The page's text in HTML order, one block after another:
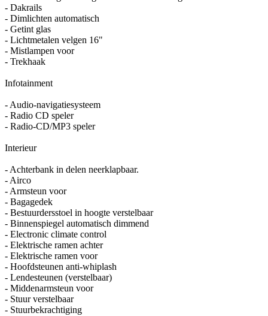
- Dakrails
- Dimlichten automatisch
- Getint glas
- Lichtmetalen velgen 16"
- Mistlampen voor
- Trekhaak
Infotainment
- Audio-navigatiesysteem
- Radio CD speler
- Radio-CD/MP3 speler
Interieur
- Achterbank in delen neerklapbaar.
- Airco
- Armsteun voor
- Bagagedek
- Bestuurdersstoel in hoogte verstelbaar
- Binnenspiegel automatisch dimmend
- Electronic climate control
- Elektrische ramen achter
- Elektrische ramen voor
- Hoofdsteunen anti-whiplash
- Lendesteunen (verstelbaar)
- Middenarmsteun voor
- Stuur verstelbaar
- Stuurbekrachtiging